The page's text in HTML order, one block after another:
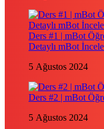
Ders #1 | mBot
Detaylı mBot
5 Ağustos 2024
Ders #2 | mBot
5 Ağustos 2024